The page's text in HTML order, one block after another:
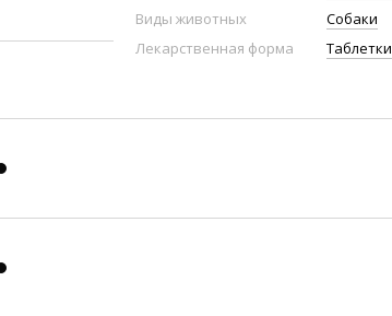
Виды животных
Собаки
Лекарственная форма
Таблетки